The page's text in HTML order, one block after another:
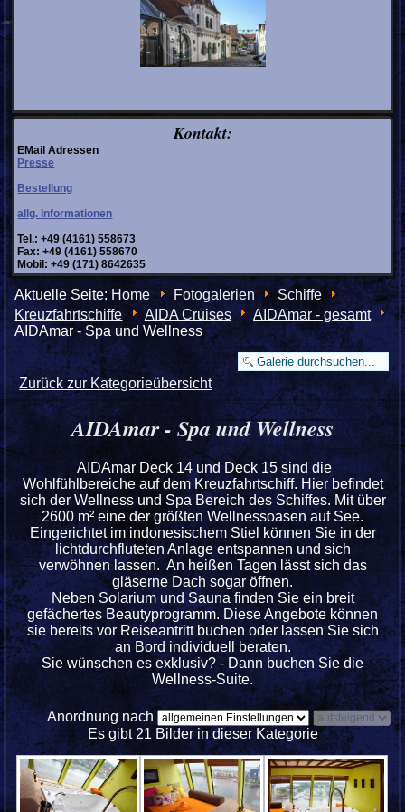
Kontakt:
EMail Adressen
Presse
Bestellung
allg. Informationen
Tel.: +49 (4161) 558673
Fax: +49 (4161) 558670
Mobil: +49 (171) 8642635
Aktuelle Seite:Home Fotogalerien
Schiffe
Kreuzfahrtschiffe
AIDA Cruises
AIDAmar - gesamt
AIDAmar - Spa und Wellness
Zurück zur Kategorieübersicht
AIDAmar - Spa und Wellness
AIDAmar Deck 14 und Deck 15 sind die
Wohlfühlbereiche auf dem Kreuzfahrtschiff. Hier befindet
sich der Wellness und Spa Bereich des Schiffes. Mit über
2600 m² eine der größten Wellnessoasen auf See.
Eingerichtet im indonesischem Stiel können Sie in der
lichtdurchfluteten Anlage entspannen und sich
verwöhnen lassen. An heißen Tagen lässt sich das
gläserne Dach sogar öffnen.
Neben Solarium und Sauna finden Sie ein breit
gefächertes Beautyprogramm. Diese Angebote können
sie bereits vor Reiseantritt buchen oder lassen Sie sich
an Bord individuell beraten.
Sie wünschen es exklusiv? - Dann buchen Sie die
Wellness-Suite.
Anordnung nach
Es gibt 21 Bilder in dieser Kategorie